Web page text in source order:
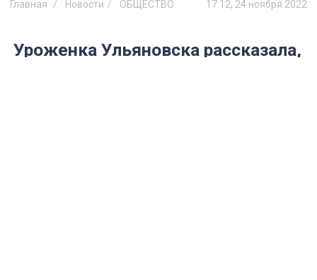
Главная Новости ОБЩЕСТВО 17:12, 24 ноября 2022
Уроженка Ульяновска рассказала,